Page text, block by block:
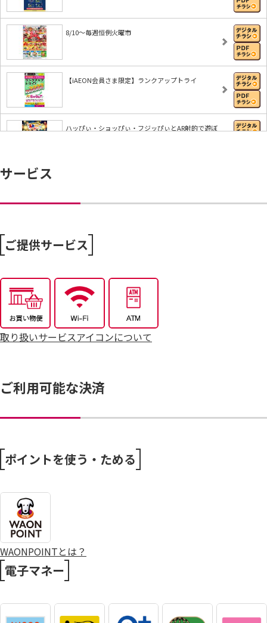
8/10～毎週恒例火曜市
【iAEON会員さま限定】ランクアップトライ
ハッぴぃ・ショッぴぃ・フジッぴぃとAR射的で遊ぼ
サービス
ご提供サービス
取り扱いサービスアイコンについて
ご利用可能な決済
ポイントを使う・ためる
WAONPOINTとは？
電子マネー